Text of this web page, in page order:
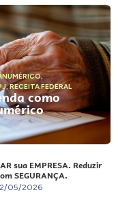
,
,RECEITA FEDERAL
como
sua EMPRESA. Reduzir
SEGURANÇA.
05/2026